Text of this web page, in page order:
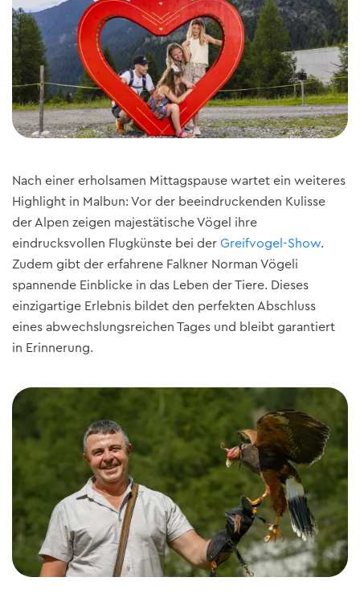
Nach einer erholsamen Mittagspause wartet ein weiteres
Highlight in Malbun: Vor der beeindruckenden Kulisse
der Alpen zeigen majestätische Vögel ihre
eindrucksvollen Flugkünste bei der Greifvogel-Show.
Zudem gibt der erfahrene Falkner Norman Vögeli
spannende Einblicke in das Leben der Tiere. Dieses
einzigartige Erlebnis bildet den perfekten Abschluss
eines abwechslungsreichen Tages und bleibt garantiert
in Erinnerung.